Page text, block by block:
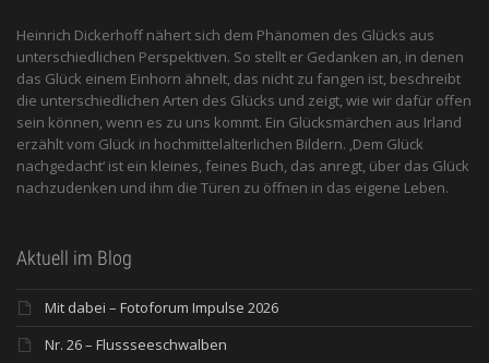
Heinrich Dickerhoff nähert sich dem Phänomen des Glücks aus
unterschiedlichen Perspektiven. So stellt er Gedanken an, in denen
das Glück einem Einhorn ähnelt, das nicht zu fangen ist, beschreibt
die unterschiedlichen Arten des Glücks und zeigt, wie wir dafür offen
sein können, wenn es zu uns kommt. Ein Glücksmärchen aus Irland
erzählt vom Glück in hochmittelalterlichen Bildern. ‚Dem Glück
nachgedacht‘ ist ein kleines, feines Buch, das anregt, über das Glück
nachzudenken und ihm die Türen zu öffnen in das eigene Leben.
Aktuell im Blog
Mit dabei – Fotoforum Impulse 2026
Nr. 26 – Flussseeschwalben